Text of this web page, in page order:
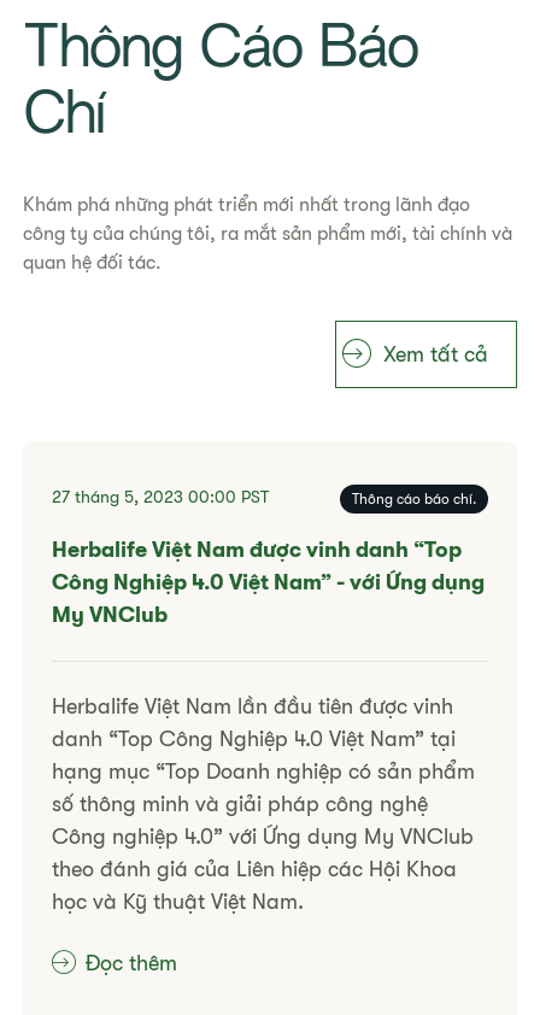
Thông Cáo Báo
Chí
Khám phá những phát triển mới nhất trong lãnh đạo
công ty của chúng tôi, ra mắt sản phẩm mới, tài chính và
quan hệ đối tác.
Xem tất cả
27 tháng 5, 202300:00 PST Thông cáo báo chí.
​​Herbalife Việt Nam được vinh danh “Top
Công Nghiệp 4.0 Việt Nam” - với Ứng dụng
My VNClub ​
Herbalife Việt Nam lần đầu tiên được vinh
danh “Top Công Nghiệp 4.0 Việt Nam” tại
hạng mục “Top Doanh nghiệp có sản phẩm
số thông minh và giải pháp công nghệ
Công nghiệp 4.0” với Ứng dụng My VNClub
theo đánh giá của Liên hiệp các Hội Khoa
học và Kỹ thuật Việt Nam.
Đọc thêm